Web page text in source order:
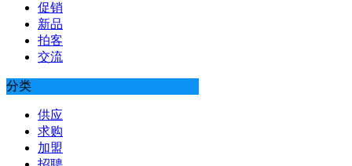
促销
新品
拍客
交流
分类
供应
求购
加盟